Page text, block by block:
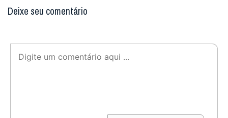
Deixe seu comentário